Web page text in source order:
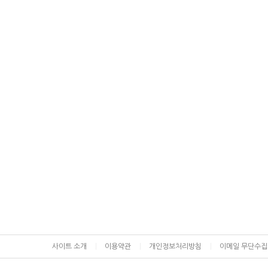
사이트 소개 이용약관 개인정보처리방침 이메일 무단수